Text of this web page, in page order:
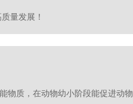
量发展！
质，在动物幼小阶段能促进动